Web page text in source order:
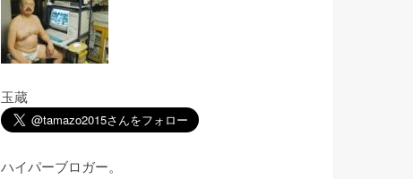
玉蔵
ハイパーブロガー。